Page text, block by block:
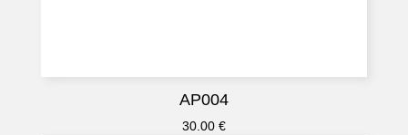
AP004
30.00 €